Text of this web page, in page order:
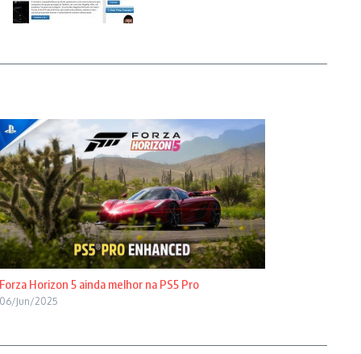
Forza Horizon 5 ainda melhor na PS5 Pro
06/Jun/2025